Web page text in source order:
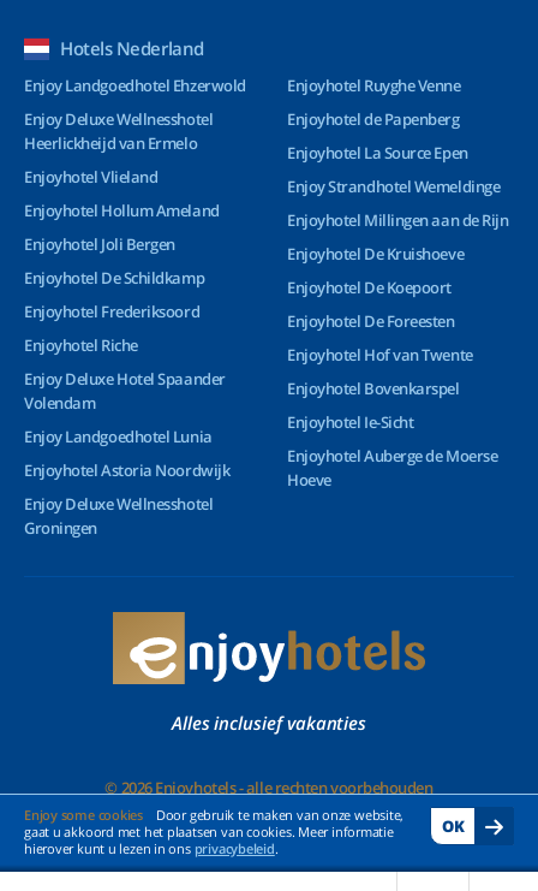
Enjoy some cookies
Door gebruik te maken van onze website,
gaat u akkoord met het plaatsen van cookies. Meer informatie
hierover kunt u lezen in ons privacybeleid.
OK
Hotels Nederland
Enjoy Landgoedhotel Ehzerwold
Enjoy Deluxe Wellnesshotel
Heerlickheijd van Ermelo
Enjoyhotel Vlieland
Enjoyhotel Hollum Ameland
Enjoyhotel Joli Bergen
Enjoyhotel De Schildkamp
Enjoyhotel Frederiksoord
Enjoyhotel Riche
Enjoy Deluxe Hotel Spaander
Volendam
Enjoy Landgoedhotel Lunia
Enjoyhotel Astoria Noordwijk
Enjoy Deluxe Wellnesshotel
Groningen
Enjoyhotel Ruyghe Venne
Enjoyhotel de Papenberg
Enjoyhotel La Source Epen
Enjoy Strandhotel Wemeldinge
Enjoyhotel Millingen aan de Rijn
Enjoyhotel De Kruishoeve
Enjoyhotel De Koepoort
Enjoyhotel De Foreesten
Enjoyhotel Hof van Twente
Enjoyhotel Bovenkarspel
Enjoyhotel Ie-Sicht
Enjoyhotel Auberge de Moerse
Hoeve
Alles inclusief vakanties
© 2026 Enjoyhotels - alle rechten voorbehouden